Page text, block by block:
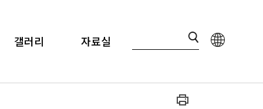
갤러리 자료실